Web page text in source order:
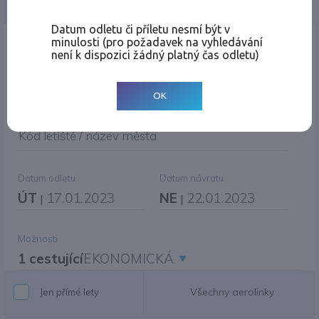
Místo odletu
Kód letiště / název města
Datum odletu
ÚT | 17.01.2023
Datum návratu
NE | 22.01.2023
Možnosti
1 cestujícíEKONOMICKÁ
Jen přímé lety Všechny aerolinky
Datum odletu či příletu nesmí být v
minulosti (pro požadavek na vyhledávání
není k dispozici žádný platný čas odletu)
OK